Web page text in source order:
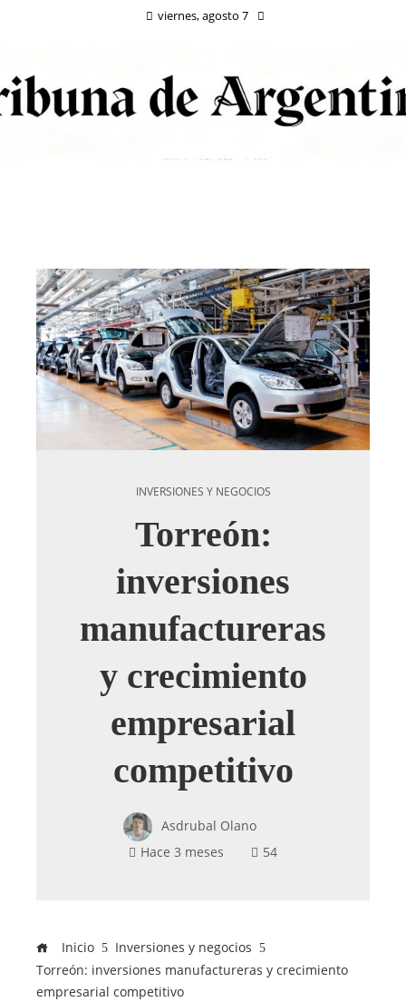
viernes, agosto 7
INVERSIONES Y NEGOCIOS
Torreón:
inversiones
manufactureras
y crecimiento
empresarial
competitivo
Asdrubal Olano
Hace 3 meses
54
Inicio
Inversiones y negocios
Torreón: inversiones manufactureras y crecimiento
empresarial competitivo